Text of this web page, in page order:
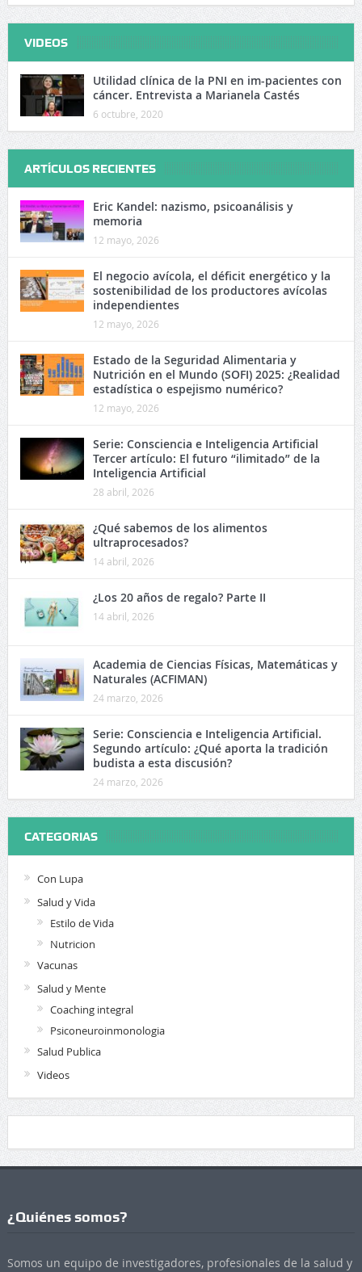
VIDEOS
Utilidad clínica de la PNI en im-pacientes con
cáncer. Entrevista a Marianela Castés
6 octubre, 2020
ARTÍCULOS RECIENTES
Eric Kandel: nazismo, psicoanálisis y
memoria
12 mayo, 2026
El negocio avícola, el déficit energético y la
sostenibilidad de los productores avícolas
independientes
12 mayo, 2026
Estado de la Seguridad Alimentaria y
Nutrición en el Mundo (SOFI) 2025: ¿Realidad
estadística o espejismo numérico?
12 mayo, 2026
Serie: Consciencia e Inteligencia Artificial
Tercer artículo: El futuro “ilimitado” de la
Inteligencia Artificial
28 abril, 2026
¿Qué sabemos de los alimentos
ultraprocesados?
14 abril, 2026
¿Los 20 años de regalo? Parte II
14 abril, 2026
Academia de Ciencias Físicas, Matemáticas y
Naturales (ACFIMAN)
24 marzo, 2026
Serie: Consciencia e Inteligencia Artificial.
Segundo artículo: ¿Qué aporta la tradición
budista a esta discusión?
24 marzo, 2026
CATEGORIAS
Con Lupa
Salud y Vida
Estilo de Vida
Nutricion
Vacunas
Salud y Mente
Coaching integral
Psiconeuroinmonologia
Salud Publica
Videos
¿Quiénes somos?
Somos un equipo de investigadores, profesionales de la salud y